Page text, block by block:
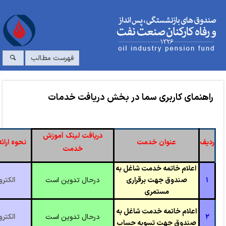
فهرست مطالب
راهنمای کاربری سما در بخش دریافت خدمات
ردیف عنوان خدمت
دریافت لینک آموزش
خدمت
نحوه
۱
اعلام خاتمه خدمت شاغل به
صندوق جهت برقراری
مستمری
درحال تدوین است
۲
اعلام خاتمه خدمت شاغل به
صندوق جهت تسویه حساب
درحال تدوین است